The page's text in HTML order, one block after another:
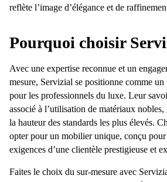
reflète l’image d’élégance et de
Pourquoi choisir
Avec une expertise reconnue et un
mesure, Servizial se positionne comme
pour les professionnels du luxe. Leur
associé à l’utilisation de matériaux
la hauteur des standards les plus élevés.
opter pour un mobilier unique, conçu
exigences d’une clientèle prestigieuse et
Faites le choix du sur-mesure avec